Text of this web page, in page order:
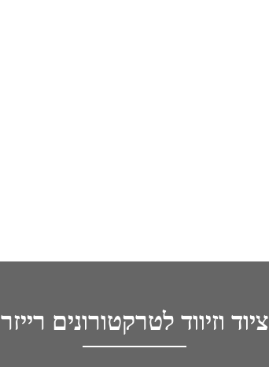
ציוד וזיווד לטרקטורונים רייזר